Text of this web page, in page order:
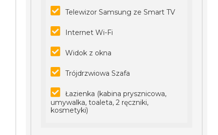
Telewizor Samsung ze Smart TV
Internet Wi-Fi
Widok z okna
Trójdrzwiowa Szafa
Łazienka (kabina prysznicowa,
umywalka, toaleta, 2 ręczniki,
kosmetyki)